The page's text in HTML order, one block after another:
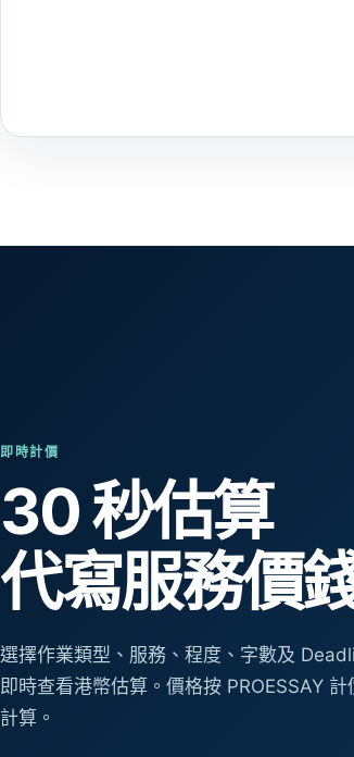
即時計價
30 秒估算
代寫服務價
選擇作業類型、服務、程度、字數及
即時查看港幣估算。價格按 PROESSAY 計
計算。